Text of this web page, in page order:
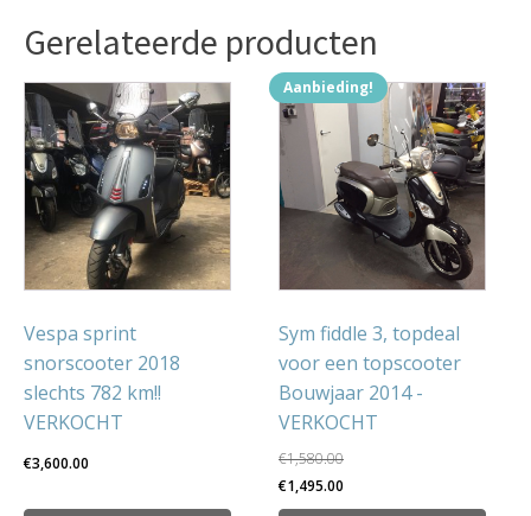
aantal
Gerelateerde producten
Vespa sprint
snorscooter 2018
slechts 782 km!!
VERKOCHT
€3,600.00
Aanbieding!
Sym fiddle 3, topdeal
voor een topscooter
Bouwjaar 2014 -
VERKOCHT
€1,580.00
Oorspronkelijke
€1,495.00